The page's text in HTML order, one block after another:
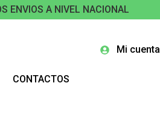
ENVIOS A NIVEL NACIONAL
Mi cuenta
CONTACTOS